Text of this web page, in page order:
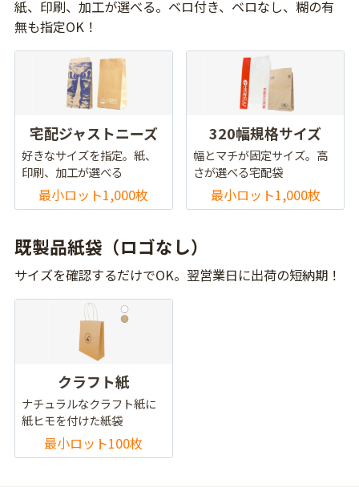
紙、印刷、加工が選べる。ベロ付き、ベロなし、糊の有
無も指定OK！
宅配ジャストニーズ
好きなサイズを指定。紙、
印刷、加工が選べる
最小ロット1,000枚
320幅規格サイズ
幅とマチが固定サイズ。高
さが選べる宅配袋
最小ロット1,000枚
既製品紙袋（ロゴなし）
サイズを確認するだけでOK。翌営業日に出荷の短納期！
クラフト紙
ナチュラルなクラフト紙に
紙ヒモを付けた紙袋
最小ロット100枚